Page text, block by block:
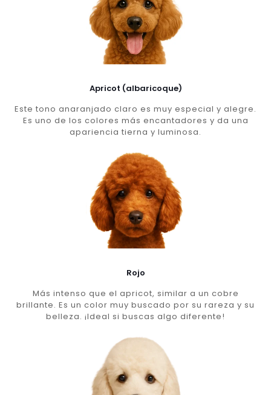
Apricot (albaricoque)
Este tono anaranjado claro es muy especial y alegre.
Es uno de los colores más encantadores y da una
apariencia tierna y luminosa.
Rojo
Más intenso que el apricot, similar a un cobre
brillante. Es un color muy buscado por su rareza y su
belleza. ¡Ideal si buscas algo diferente!